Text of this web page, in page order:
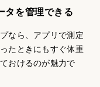
タを管理できる
なら、アプリで測定
たときにもすぐ体重
おけるのが魅力で